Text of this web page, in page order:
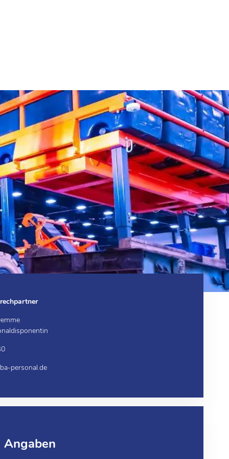
personal.de
Angaben